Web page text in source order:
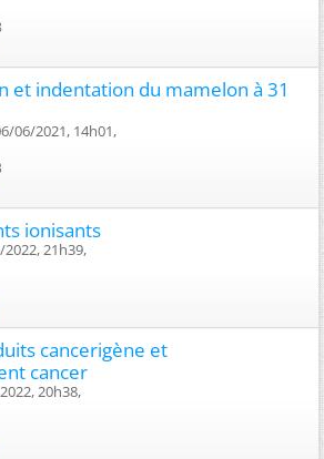
et indentation du mamelon à 31
06/2021, 14h01,
ionisants
21h39,
cancerigène et
cancer
20h38,